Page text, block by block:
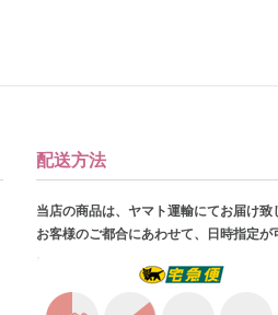
配送方法
当店の商品は、ヤマト運輸にてお届け致
お客様のご都合にあわせて、日時指定が